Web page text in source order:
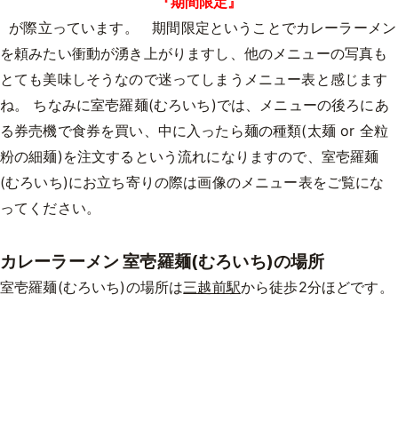
が際立っています。 期間限定ということでカレーラーメン
を頼みたい衝動が湧き上がりますし、他のメニューの写真も
とても美味しそうなので迷ってしまうメニュー表と感じます
ね。 ちなみに室壱羅麺(むろいち)では、メニューの後ろにあ
る券売機で食券を買い、中に入ったら麺の種類(太麺 or 全粒
粉の細麺)を注文するという流れになりますので、室壱羅麺
(むろいち)にお立ち寄りの際は画像のメニュー表をご覧にな
ってください。
カレーラーメン 室壱羅麺(むろいち)の場所
室壱羅麺(むろいち)の場所は三越前駅から徒歩2分ほどです。